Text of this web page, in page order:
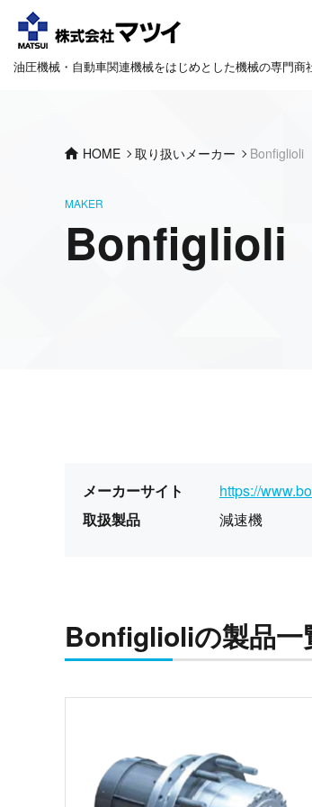
油圧機械・自動車関連機械をはじめとした機械の専門商
HOME 取り扱いメーカー Bonfiglioli
MAKER
Bonfiglioli
メーカーサイト
https://
取扱製品
減速機
Bonfiglioliの製品一